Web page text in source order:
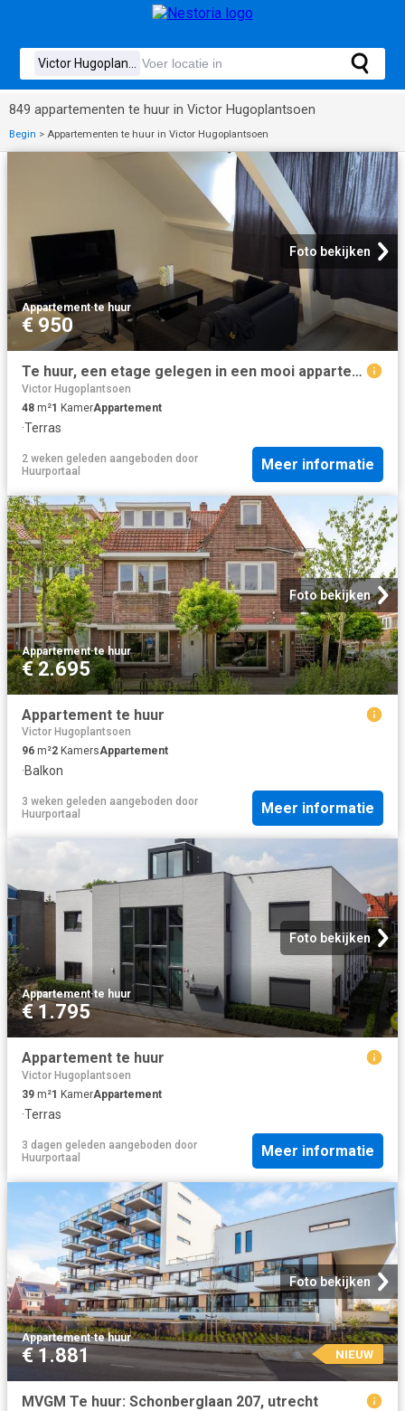
849 appartementen te huur in Victor Hugoplantsoen
Begin > Appartementen te huur in Victor Hugoplantsoen
Foto bekijken
Appartement·te huur
€ 950
Te huur, een etage gelegen in een mooi appartement
Victor Hugoplantsoen
48 m²1 KamerAppartement
·Terras
2 weken geleden aangeboden door
Huurportaal
Meer informatie
Foto bekijken
Appartement·te huur
€ 2.695
Appartement te huur
Victor Hugoplantsoen
96 m²2 KamersAppartement
·Balkon
3 weken geleden aangeboden door
Huurportaal
Meer informatie
Foto bekijken
Appartement·te huur
€ 1.795
Appartement te huur
Victor Hugoplantsoen
39 m²1 KamerAppartement
·Terras
3 dagen geleden aangeboden door
Huurportaal
Meer informatie
Foto bekijken
Appartement·te huur
€ 1.881 NIEUW
MVGM Te huur: Schonberglaan 207, utrecht